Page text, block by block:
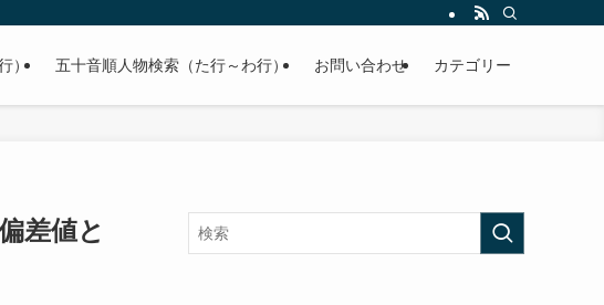
などの有名人の学歴や高校・大学の偏差値まで紹介していきます。
） 五十音順人物検索（た行～わ行） お問い合わせ カテゴリー
差値と